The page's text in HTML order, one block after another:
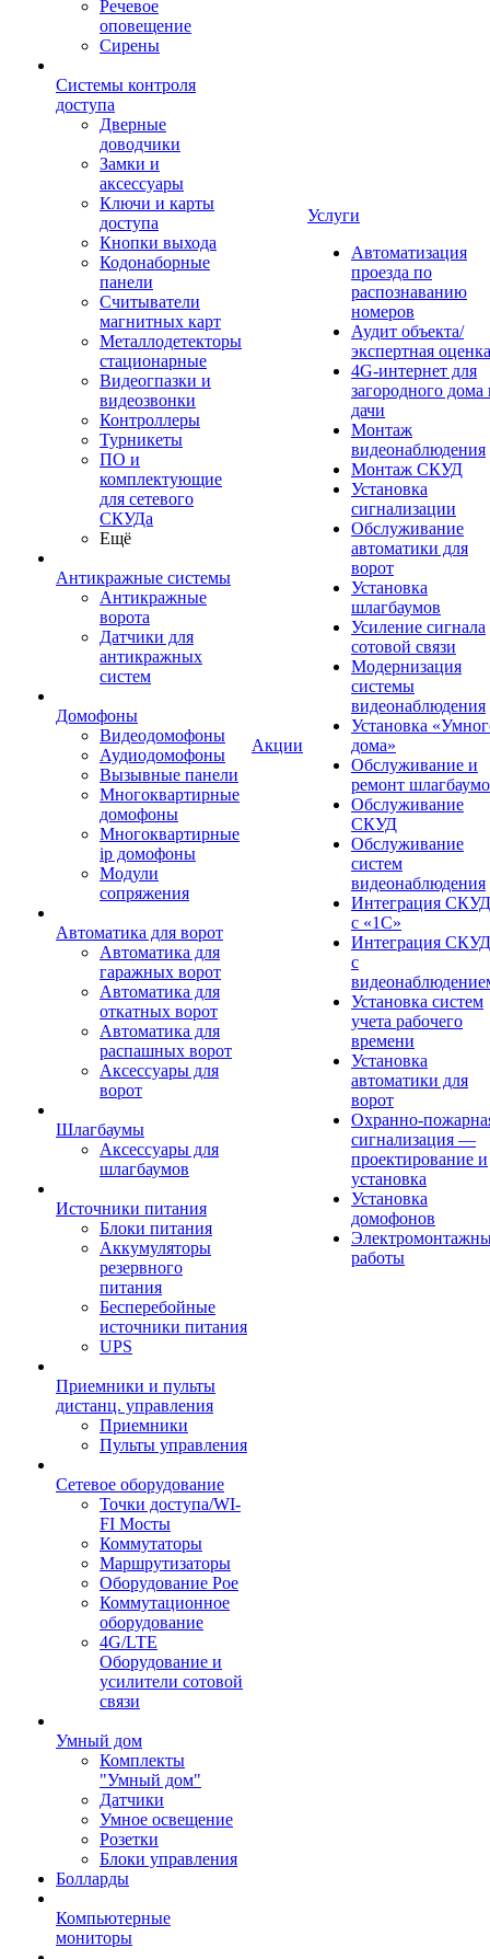
Речевое
оповещение
Сирены
Системы контроля
доступа
Дверные
доводчики
Замки и
аксессуары
Ключи и карты
доступа
Кнопки выхода
Кодонаборные
панели
Считыватели
магнитных карт
Металлодетекторы
стационарные
Видеогпазки и
видеозвонки
Контроллеры
Турникеты
ПО и
комплектующие
для сетевого
СКУДа
Ещё
Антикражные системы
Антикражные
ворота
Датчики для
антикражных
систем
Домофоны
Видеодомофоны
Аудиодомофоны
Вызывные панели
Многоквартирные
домофоны
Многоквартирные
ip домофоны
Модули
сопряжения
Автоматика для ворот
Автоматика для
гаражных ворот
Автоматика для
откатных ворот
Автоматика для
распашных ворот
Аксессуары для
ворот
Шлагбаумы
Аксессуары для
шлагбаумов
Источники питания
Блоки питания
Аккумуляторы
резервного
питания
Бесперебойные
источники питания
UPS
Приемники и пульты
дистанц. управления
Приемники
Пульты управления
Сетевое оборудование
Точки доступа/WI-
FI Мосты
Коммутаторы
Маршрутизаторы
Оборудование Poe
Коммутационное
оборудование
4G/LTE
Оборудование и
усилители сотовой
связи
Умный дом
Комплекты
"Умный дом"
Датчики
Умное освещение
Розетки
Блоки управления
Болларды
Компьютерные
мониторы
Акции
Услуги
Автоматизация
проезда по
распознаванию
номеров
Аудит объекта/
экспертная оценка
4G-интернет для
загородного дома
дачи
Монтаж
видеонаблюдения
Монтаж СКУД
Установка
сигнализации
Обслуживание
автоматики для
ворот
Установка
шлагбаумов
Усиление сигнала
сотовой связи
Модернизация
системы
видеонаблюдения
Установка
дома»
Обслуживание и
ремонт
Обслуживание
СКУД
Обслуживание
систем
видеонаблюдения
Интеграция СКУД
с «1С»
Интеграция СКУД
с
Установка систем
учета рабочего
времени
Установка
автоматики для
ворот
Охранно-
сигнализация —
проектирование и
установка
Установка
домофонов
работы